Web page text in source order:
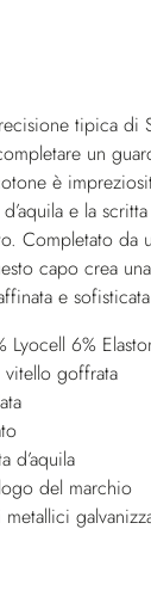
tipica di
un
è
e la
Completato
capo crea
e
6%
goffrata
d’aquila
del marchio